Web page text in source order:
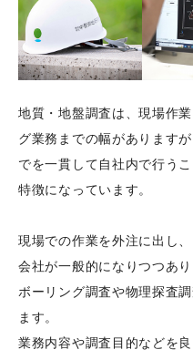
地質・地盤調査は、現場作
グ業務までの幅があります
でを一貫して自社内で行う
特徴になっています。
現場での作業を外注に出し
会社が一般的になりつつあ
ボーリング調査や物理探査
ます。
業務内容や調査目的などを